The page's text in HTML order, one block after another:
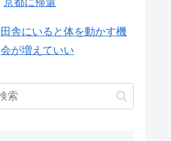
京都に帰還
田舎にいると体を動かす機
会が増えていい